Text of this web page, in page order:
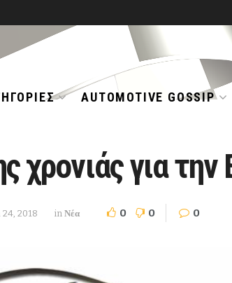
AUTOMOTIVE GOSSIP
χρονιάς για
24, 2018 in Νέα 0 0 0